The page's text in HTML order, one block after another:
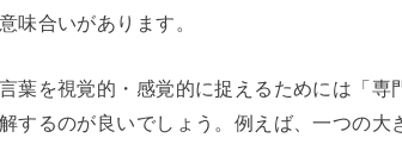
味合いがあります。
葉を視覚的・感覚的に捉えるためには「専
するのが良いでしょう。例えば、一つの